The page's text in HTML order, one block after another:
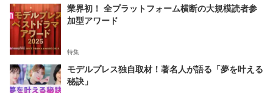
業界初！ 全プラットフォーム横断の大規模読者参
加型アワード
特集
モデルプレス独自取材！著名人が語る「夢を叶える
秘訣」